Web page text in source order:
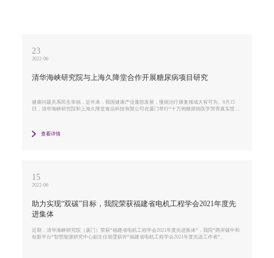
23
2022-06
清华海峡研究院与上海久降堂合作开展糖尿病项目研究
健康问题关系民生幸福，近年来，我国健康产业蓬勃发展，慢病治疗康复领域大有可为。6月15
日，清华海峡研究院和上海久降堂食品科技有限公司在厦门举行“十万例糖尿病医学营养真实世界
查看详情
15
2022-06
助力实现“双碳”目标，我院荣获福建省电机工程学会2021年度先
进集体
近期，清华海峡研究院（厦门）荣获“福建省电机工程学会2021年度先进集体”，我院“两岸碳中和
创新平台”智慧能源研究中心副主任胡雯获评“福建省电机工程学会2021年度先进工作者”。